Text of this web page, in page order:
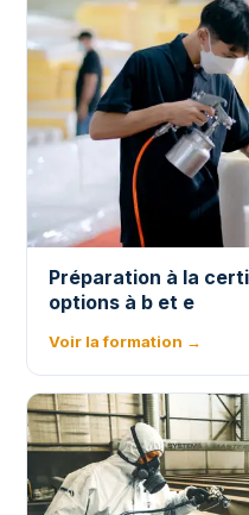
Préparation à la
options à b et e
Voir la formation →